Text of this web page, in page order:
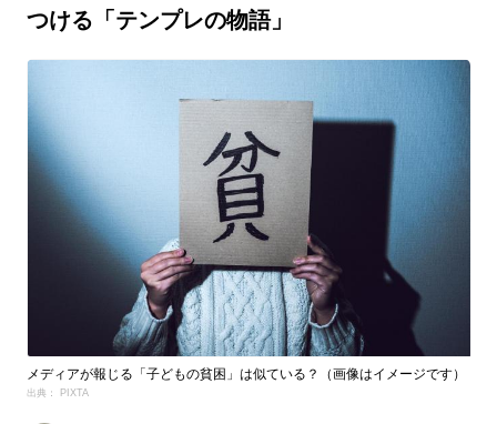
つける「テンプレの物語」
メディアが報じる「子どもの貧困」は似ている？（画像はイメージです）
出典： PIXTA